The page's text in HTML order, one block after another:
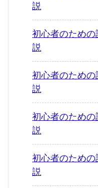
説
初心者のため
説
初心者のため
説
初心者のため
説
初心者のため
説